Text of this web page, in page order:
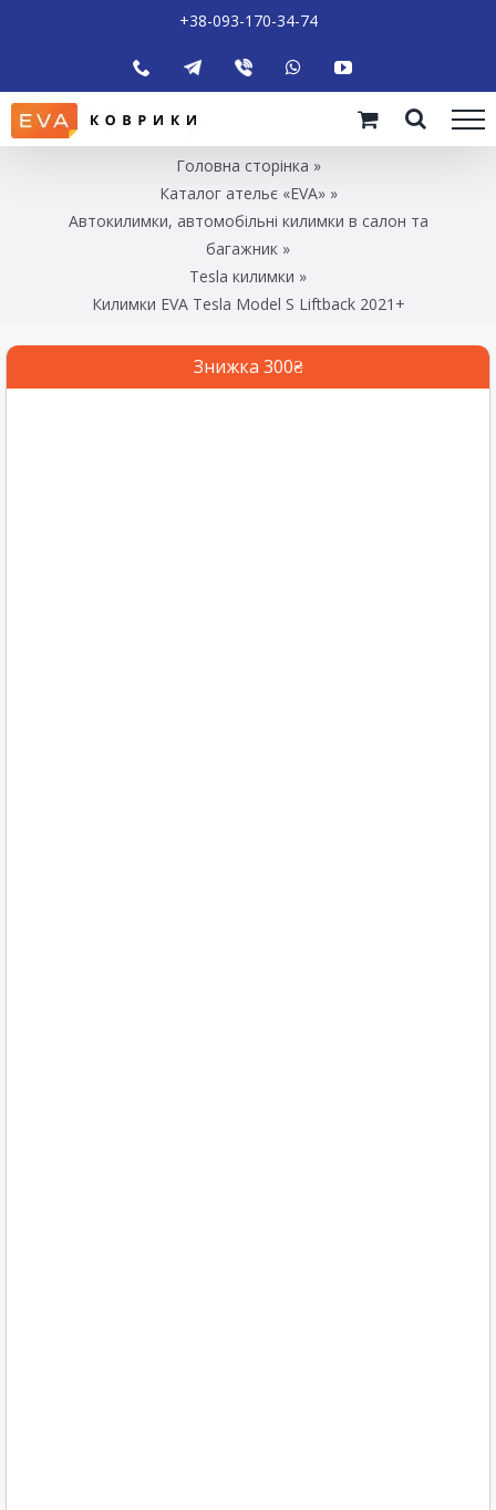
+38-093-170-34-74
Головна сторінка »
Каталог ательє «EVA»»
Автокилимки, автомобільні килимки в салон та
багажник »
Tesla килимки »
Килимки EVA Tesla Model S Liftback 2021+
Знижка 300₴